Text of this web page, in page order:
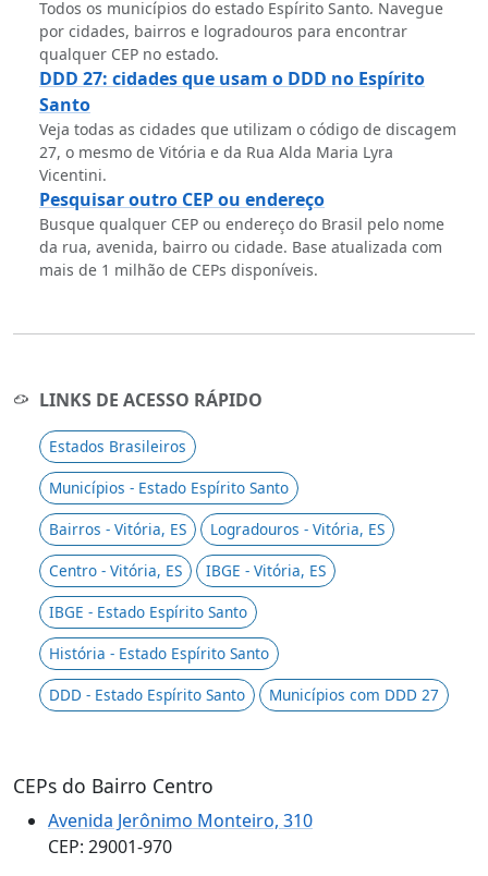
Todos os municípios do estado Espírito Santo. Navegue
por cidades, bairros e logradouros para encontrar
qualquer CEP no estado.
DDD 27: cidades que usam o DDD no Espírito
Santo
Veja todas as cidades que utilizam o código de discagem
27, o mesmo de Vitória e da Rua Alda Maria Lyra
Vicentini.
Pesquisar outro CEP ou endereço
Busque qualquer CEP ou endereço do Brasil pelo nome
da rua, avenida, bairro ou cidade. Base atualizada com
mais de 1 milhão de CEPs disponíveis.
LINKS DE ACESSO RÁPIDO
Estados Brasileiros
Municípios - Estado Espírito Santo
Bairros - Vitória, ES
Logradouros - Vitória, ES
Centro - Vitória, ES
IBGE - Vitória, ES
IBGE - Estado Espírito Santo
História - Estado Espírito Santo
DDD - Estado Espírito Santo
Municípios com DDD 27
CEPs do Bairro Centro
Avenida Jerônimo Monteiro, 310
CEP: 29001-970